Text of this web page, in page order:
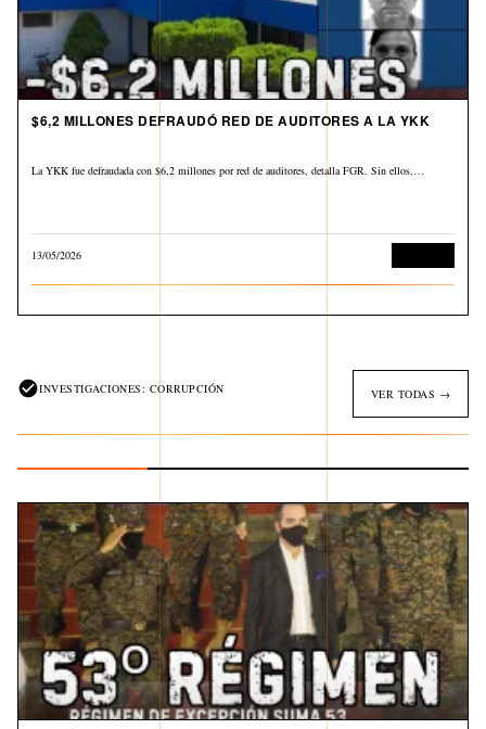
$6,2 MILLONES DEFRAUDÓ RED DE AUDITORES A LA YKK
La YKK fue defraudada con $6,2 millones por red de auditores, detalla FGR. Sin ellos,…
13/05/2026
INVESTIGACIONES: CORRUPCIÓN VER TODAS →